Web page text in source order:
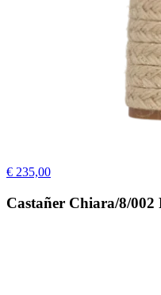
€ 235,00
Castañer Chiara/8/002